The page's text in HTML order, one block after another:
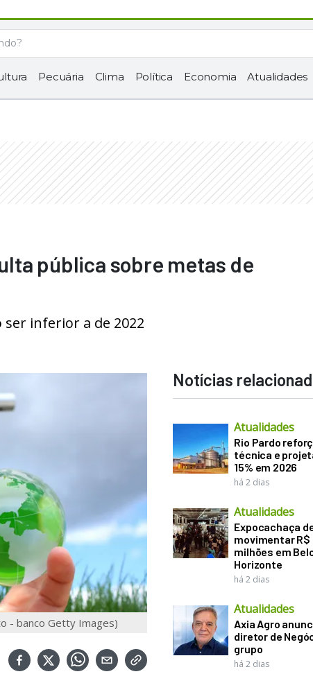
Pecuária Clima Política Economia Atualidades
pública sobre metas de
ser inferior a de 2022
- banco Getty Images)
Notícias
Atualidades
Rio Pardo
técnica e
15% em 2026
há 2 dias
Atualidades
Expocachaça
movimentar R$
milhões em
Horizonte
há 2 dias
Atualidades
Axia Agro
diretor de
grupo
há 2 dias